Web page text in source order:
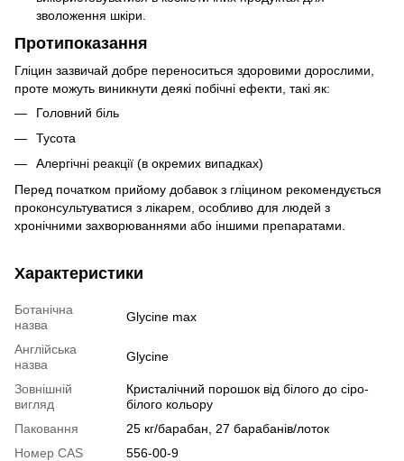
зволоження шкіри.
Протипоказання
Гліцин зазвичай добре переноситься здоровими дорослими,
проте можуть виникнути деякі побічні ефекти, такі як:
Головний біль
Тусота
Алергічні реакції (в окремих випадках)
Перед початком прийому добавок з гліцином рекомендується
проконсультуватися з лікарем, особливо для людей з
хронічними захворюваннями або іншими препаратами.
Характеристики
Ботанічна
назва
Glycine max
Англійська
назва
Glycine
Зовнішній
вигляд
Кристалічний порошок від білого до сіро-
білого кольору
Паковання
25 кг/барабан, 27 барабанів/лоток
Номер CAS
556-00-9